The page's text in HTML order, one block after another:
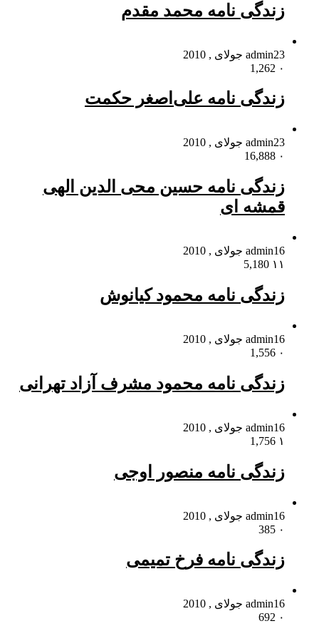
زندگی نامه محمد مقدم
admin23 جولای , 2010
۰
زندگی نامه علی‌اصغر حکمت
admin23 جولای , 2010
۰
زندگی نامه حسین محی الدین الهی
قمشه ای
admin16 جولای , 2010
۱۱
زندگی نامه محمود کیانوش
admin16 جولای , 2010
۰
زندگی نامه محمود مشرف آزاد تهرانی
admin16 جولای , 2010
۱
زندگی نامه منصور اوجی
admin16 جولای , 2010
۰
زندگی نامه فرخ تمیمی
admin16 جولای , 2010
۰